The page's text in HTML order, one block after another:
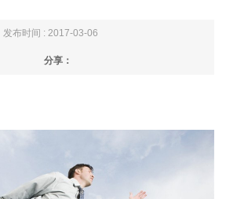
发布时间 : 2017-03-06
分享：